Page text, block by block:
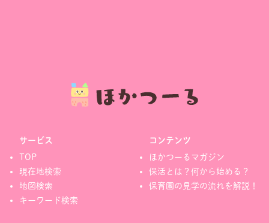
サービス
TOP
現在地検索
地図検索
キーワード検索
コンテンツ
ほかつーるマガジン
保活とは？何から始める？
保育園の見学の流れを解説！